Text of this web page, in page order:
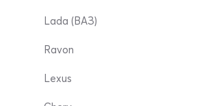
Lada (ВАЗ)
Ravon
Lexus